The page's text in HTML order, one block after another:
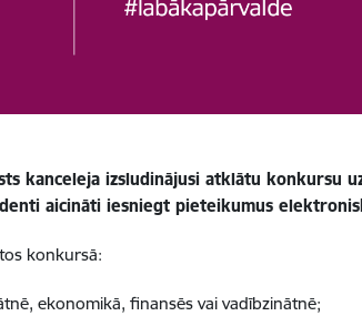
kanceleja izsludinājusi atklātu konkursu
aicināti iesniegt pieteikumus
konkursā:
ekonomikā, finansēs vai vadībzinātnē;